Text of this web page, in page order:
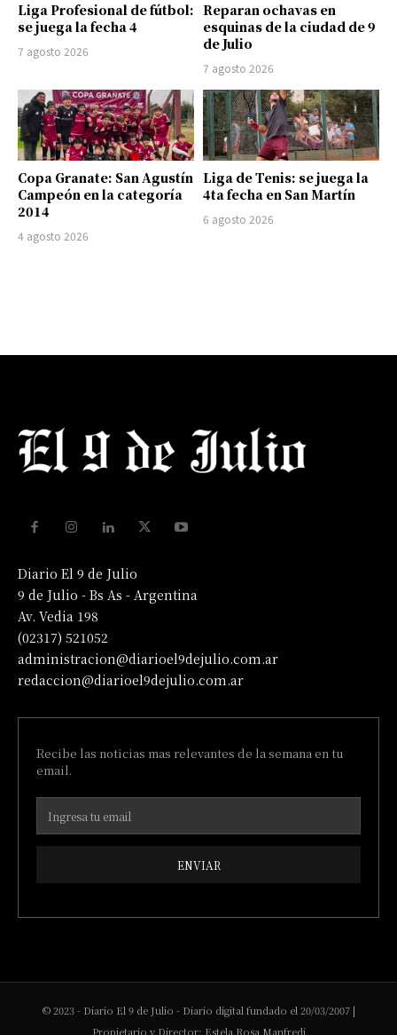
Liga Profesional de fútbol:
se juega la fecha 4
7 agosto 2026
Reparan ochavas en
esquinas de la ciudad de 9
de Julio
7 agosto 2026
Copa Granate: San Agustín
Campeón en la categoría
2014
4 agosto 2026
Liga de Tenis: se juega la
4ta fecha en San Martín
6 agosto 2026
Diario El 9 de Julio
9 de Julio - Bs As - Argentina
Av. Vedia 198
(02317) 521052
administracion@diarioel9dejulio.com.ar
redaccion@diarioel9dejulio.com.ar
Recibe las noticias mas relevantes de la semana en tu
email.
ENVIAR
© 2023 - Diario El 9 de Julio - Diario digital fundado el 20/03/2007 |
Propietario y Director: Estela Rosa Manfredi